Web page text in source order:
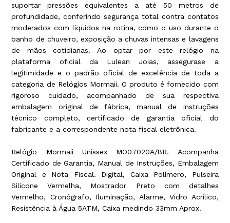
suportar pressões equivalentes a até 50 metros de
profundidade, conferindo segurança total contra contatos
moderados com líquidos na rotina, como o uso durante o
banho de chuveiro, exposição a chuvas intensas e lavagens
de mãos cotidianas. Ao optar por este relógio na
plataforma oficial da Lulean Joias, assegurase a
legitimidade e o padrão oficial de excelência de toda a
categoria de Relógios Mormaii. O produto é fornecido com
rigoroso cuidado, acompanhado de sua respectiva
embalagem original de fábrica, manual de instruções
técnico completo, certificado de garantia oficial do
fabricante e a correspondente nota fiscal eletrônica.
Relógio Mormaii Unissex MO07020A/8R. Acompanha
Certificado de Garantia, Manual de Instruções, Embalagem
Original e Nota Fiscal. Digital, Caixa Polímero, Pulseira
Silicone Vermelha, Mostrador Preto com detalhes
Vermelho, Cronógrafo, Iluminação, Alarme, Vidro Acrílico,
Resistência à Água 5ATM, Caixa medindo 33mm Aprox.